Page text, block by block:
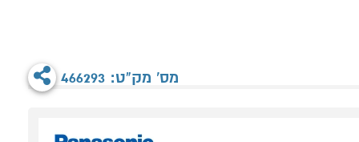
מס' מק"ט: 466293